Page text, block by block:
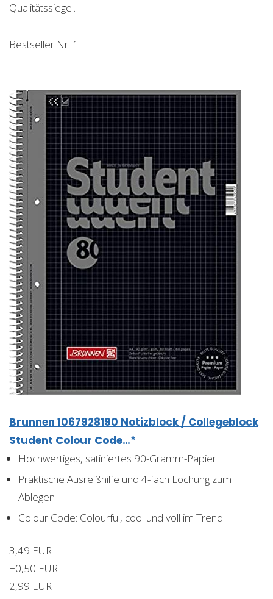
Qualitätssiegel.
Bestseller Nr. 1
Brunnen 1067928190 Notizblock / Collegeblock
Student Colour Code…*
Hochwertiges, satiniertes 90-Gramm-Papier
Praktische Ausreißhilfe und 4-fach Lochung zum
Ablegen
Colour Code: Colourful, cool und voll im Trend
3,49 EUR
−0,50 EUR
2,99 EUR